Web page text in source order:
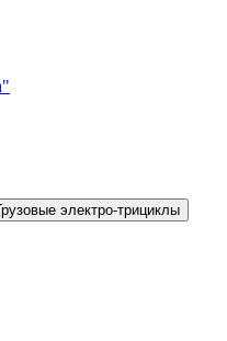
электро‑трициклы